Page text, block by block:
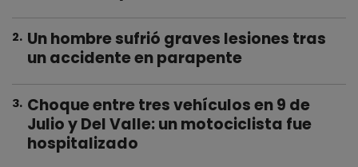
2. Un hombre sufrió graves lesiones tras
un accidente en parapente
3. Choque entre tres vehículos en 9 de
Julio y Del Valle: un motociclista fue
hospitalizado